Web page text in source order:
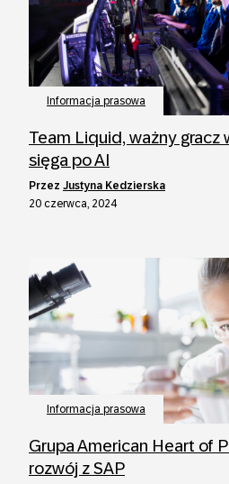
Informacja prasowa
Team Liquid, ważny gracz
sięga po AI
przez Justyna Kedzierska
20 czerwca, 2024
Informacja prasowa
Grupa American Heart of
rozwój z SAP